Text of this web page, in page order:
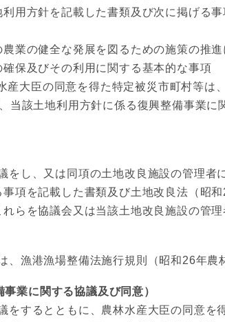
用方針を記載した書類及び次に掲げる
業の健全な発展を図るための施策の推
保及びその利用に関する基本的な事項
大臣の同意を得た特定被災市町村等は
当該土地利用方針に係る復興整備事業
し、又は同項の土地改良施設の管理者
項を記載した書類及び土地改良法（昭
らを協議会又は当該土地改良施設の管理
漁港漁場整備法施行規則（昭和26年農
業に関する協議及び同意）
するとともに、農林水産大臣の同意を